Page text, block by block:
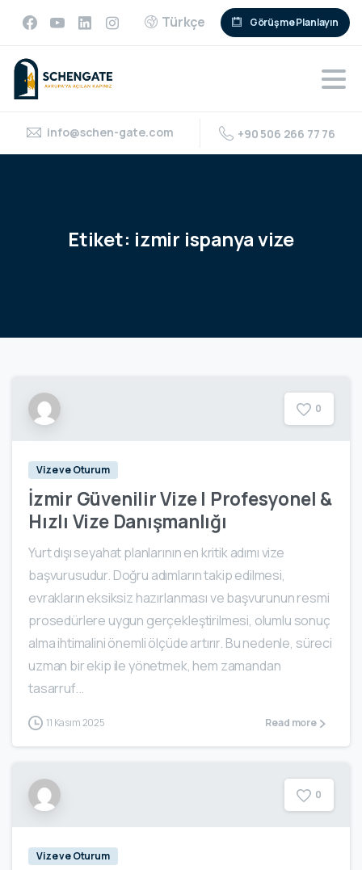
Türkçe Görüşme Planlayın
info@schen-gate.com +90 506 266 77 76
Etiket: izmir ispanyavize
0
Vize ve Oturum
İzmir Güvenilir Vize | Profesyonel &
Hızlı Vize Danışmanlığı
Yurt dışı seyahat planlarının en kritik adımı vize
başvurusudur. Doğru adımların takip edilmesi,
evrakların eksiksiz hazırlanması ve başvurunun resmi
prosedürlere uygun gerçekleştirilmesi, olumlu sonuç
alma ihtimalini önemli ölçüde artırır. Bu nedenle, süreci
uzman bir ekip ile yönetmek, hem zamandan
tasarruf...
11 Kasım 2025 Read more
0
Vize ve Oturum